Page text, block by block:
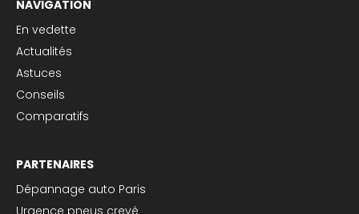
NAVIGATION
En vedette
Actualités
Astuces
Conseils
Comparatifs
PARTENAIRES
Dépannage auto Paris
Urgence pneus crevé